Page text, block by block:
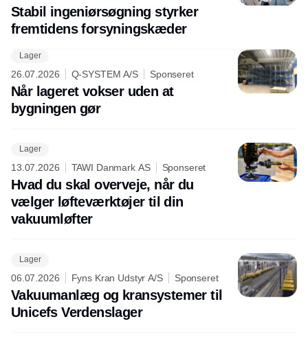
Stabil ingeniørsøgning styrker
fremtidens forsyningskæder
Lager
26.07.2026 Q-SYSTEM A/S Sponseret
Når lageret vokser uden at
bygningen gør
Lager
13.07.2026 TAWI Danmark AS Sponseret
Hvad du skal overveje, når du
vælger løfteværktøjer til din
vakuumløfter
Lager
06.07.2026 Fyns Kran Udstyr A/S Sponseret
Vakuumanlæg og kransystemer til
Unicefs Verdenslager